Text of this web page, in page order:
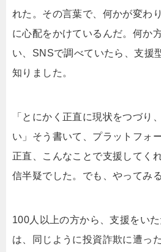
れた。その言葉で、何かが変わ
に心配をかけているんだ。何か
い、SNSで調べていたら、支援
知りました。
「とにかく正直に現状をつづり
い」そう書いて、プラットフォ
正直、こんなことで支援してく
信半疑でした。でも、やってみ
100人以上の方から、支援をい
は、同じように投資詐欺に遭っ